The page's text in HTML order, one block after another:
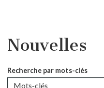
Nouvelles
Recherche par mots-clés